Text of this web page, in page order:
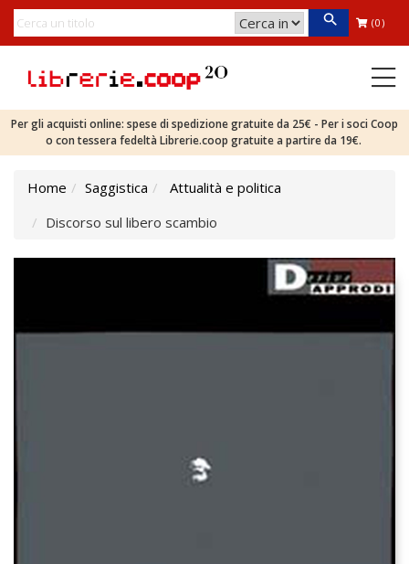
(0)
Per gli acquisti online: spese di spedizione gratuite da 25€ - Per i soci Coop
o con tessera fedeltà Librerie.coop gratuite a partire da 19€.
Home Saggistica
Attualità e politica
Discorso sul libero scambio